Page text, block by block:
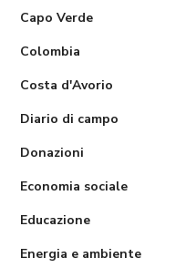
Capo Verde
Colombia
Costa d'Avorio
Diario di campo
Donazioni
Economia sociale
Educazione
Energia e ambiente